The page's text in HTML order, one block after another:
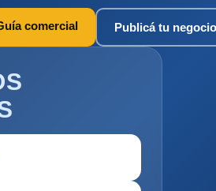
comercial Publicá tu negocio